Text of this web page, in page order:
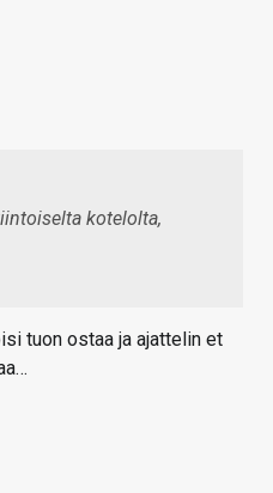
kotelolta,
tuon ostaa ja ajattelin et